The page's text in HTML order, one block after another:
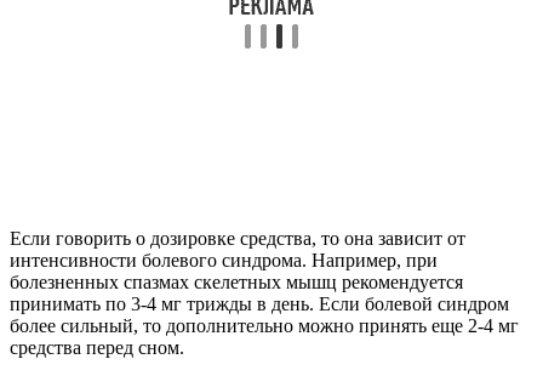
Если говорить о дозировке средства, то она зависит от
интенсивности болевого синдрома. Например, при
болезненных спазмах скелетных мышц рекомендуется
принимать по 3-4 мг трижды в день. Если болевой синдром
более сильный, то дополнительно можно принять еще 2-4 мг
средства перед сном.